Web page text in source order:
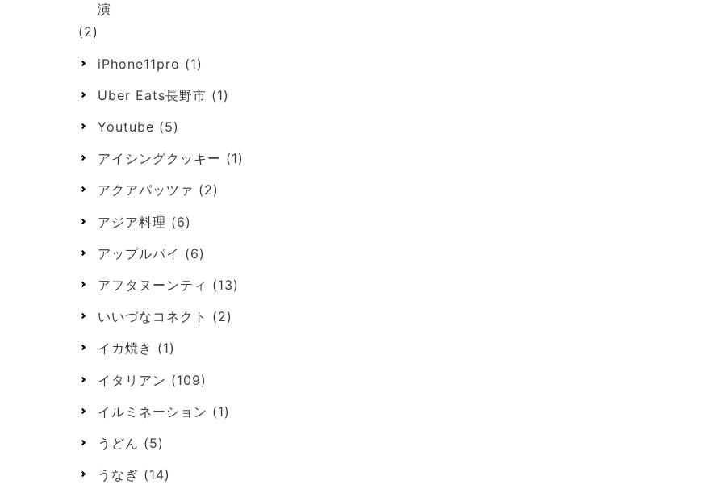
演
(2)
iPhone11pro (1)
Uber Eats長野市 (1)
Youtube (5)
アイシングクッキー (1)
アクアパッツァ (2)
アジア料理 (6)
アップルパイ (6)
アフタヌーンティ (13)
いいづなコネクト (2)
イカ焼き (1)
イタリアン (109)
イルミネーション (1)
うどん (5)
うなぎ (14)